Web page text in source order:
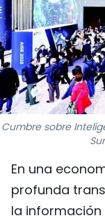
Cumbre sobre
En una
profunda
la